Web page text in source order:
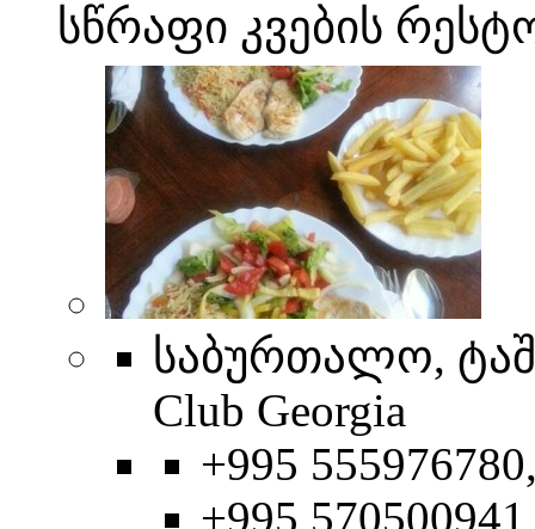
სწრაფი კვების
საბურთალო,
Club Georgia
+995
+995